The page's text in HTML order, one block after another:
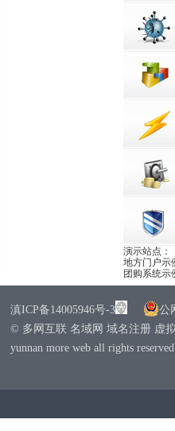
演示站点：
地方门户示
团购系统示
滇ICP备14005946号-3
公
© 多网互联 名域网 域名注册 虚
yunnan more web all rights reserved